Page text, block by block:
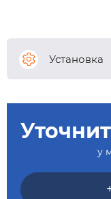
Установка
у